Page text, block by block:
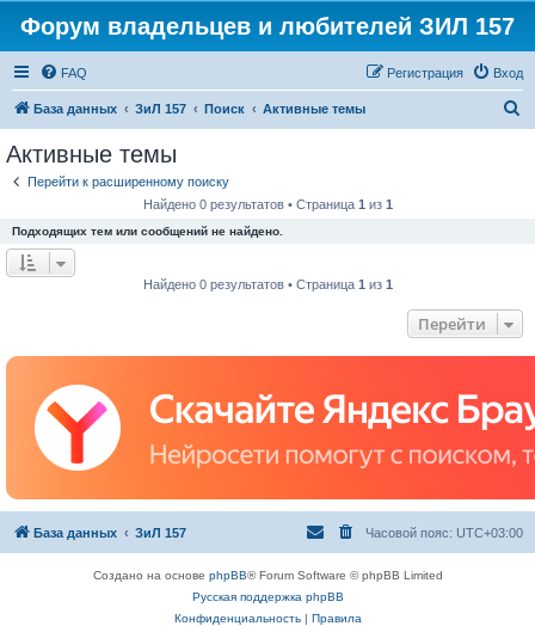
Форум владельцев и любителей ЗИЛ 157
FAQ Вход
Регистрация
База данных ЗиЛ 157 Поиск Активные темы
Активные темы
Перейти к расширенному поиску
Найдено 0 результатов • Страница 1 из 1
Подходящих тем или сообщений не найдено.
Найдено 0 результатов • Страница 1 из 1
Перейти
База данных ЗиЛ 157 Часовой пояс: UTC+03:00
Создано на основе phpBB® Forum Software © phpBB Limited
Русская поддержка phpBB
Конфиденциальность| Правила